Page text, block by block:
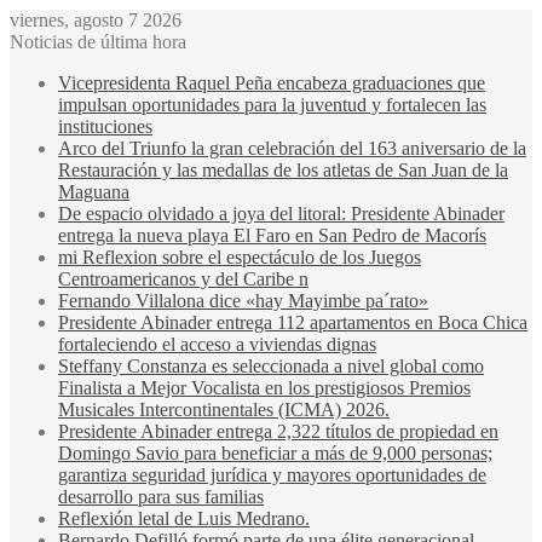
viernes, agosto 7 2026
Noticias de última hora
Vicepresidenta Raquel Peña encabeza graduaciones que
impulsan oportunidades para la juventud y fortalecen las
instituciones
Arco del Triunfo la gran celebración del 163 aniversario de la
Restauración y las medallas de los atletas de San Juan de la
Maguana
De espacio olvidado a joya del litoral: Presidente Abinader
entrega la nueva playa El Faro en San Pedro de Macorís
mi Reflexion sobre el espectáculo de los Juegos
Centroamericanos y del Caribe n
Fernando Villalona dice «hay Mayimbe pa´rato»
Presidente Abinader entrega 112 apartamentos en Boca Chica
fortaleciendo el acceso a viviendas dignas
Steffany Constanza es seleccionada a nivel global como
Finalista a Mejor Vocalista en los prestigiosos Premios
Musicales Intercontinentales (ICMA) 2026.
Presidente Abinader entrega 2,322 títulos de propiedad en
Domingo Savio para beneficiar a más de 9,000 personas;
garantiza seguridad jurídica y mayores oportunidades de
desarrollo para sus familias
Reflexión letal de Luis Medrano.